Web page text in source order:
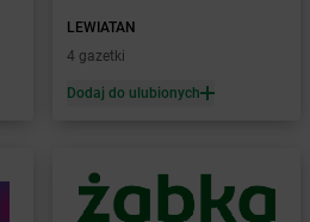
LEWIATAN
4 gazetki
Dodaj do ulubionych